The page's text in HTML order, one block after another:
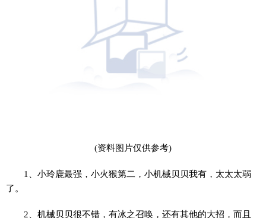
(资料图片仅供参考)
1、小玲鹿最强，小火猴第二，小机械贝贝我有，太太太弱
了。
2、机械贝贝很不错，有冰之召唤，还有其他的大招，而且